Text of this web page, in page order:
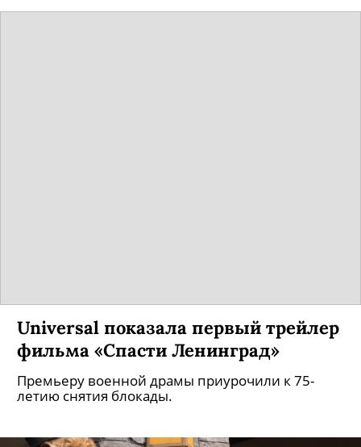
Universal показала первый трейлер
фильма «Спасти Ленинград»
Премьеру военной драмы приурочили к 75-
летию снятия блокады.